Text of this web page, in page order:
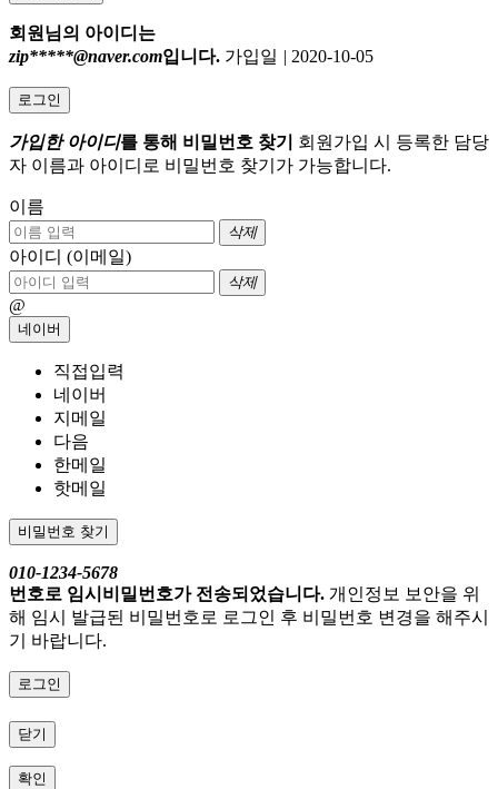
회원님의 아이디는
zip*****@naver.com입니다. 가입일 | 2020-10-05
로그인
가입한 아이디를 통해 비밀번호 찾기
회원가입 시 등록한 담당
자 이름과 아이디로 비밀번호 찾기가 가능합니다.
이름
삭제
아이디 (이메일)
삭제
@
네이버
직접입력
네이버
지메일
다음
한메일
핫메일
비밀번호 찾기
010-1234-5678
번호로 임시비밀번호가 전송되었습니다. 개인정보 보안을 위
해 임시 발급된 비밀번호로 로그인 후 비밀번호 변경을 해주시
기 바랍니다.
로그인
닫기
확인